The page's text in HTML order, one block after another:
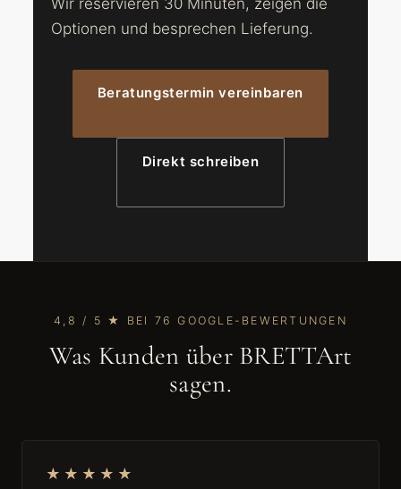
Optionen und besprechen Lieferung.
Beratungstermin vereinbaren
Direkt schreiben
4,8 / 5 ★ BEI 76 GOOGLE-BEWERTUNGEN
Was Kunden über BRETTArt
sagen.
★★★★★